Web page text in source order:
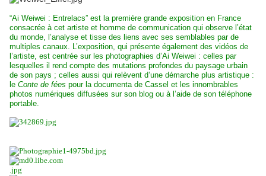
“Ai Weiwei : Entrelacs” est la première grande exposition en France
consacrée à cet artiste et homme de communication qui observe l’état
du monde, l’analyse et tisse des liens avec ses semblables par de
multiples canaux. L’exposition, qui présente également des vidéos de
l’artiste, est centrée sur les photographies d’Ai Weiwei : celles par
lesquelles il rend compte des mutations profondes du paysage urbain
de son pays ; celles aussi qui relèvent d’une démarche plus artistique :
le Conte de fées pour la documenta de Cassel et les innombrables
photos numériques diffusées sur son blog ou à l’aide de son téléphone
portable.